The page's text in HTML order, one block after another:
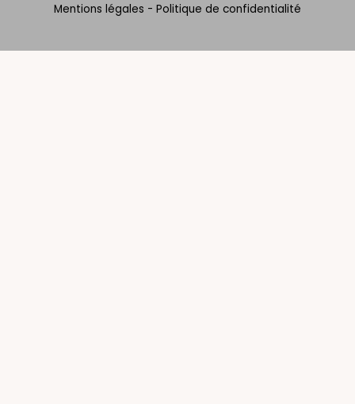
Mentions légales - Politique de confidentialité